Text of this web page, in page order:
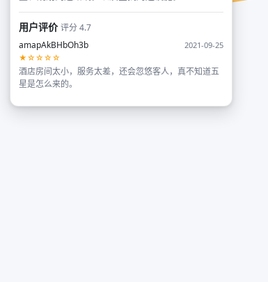
用户评价评分 4.7
amapAkBHbOh3b
2021-09-25
★☆☆☆☆
酒店房间太小，服务太差，还会忽悠客人，真不知道五
星是怎么来的。